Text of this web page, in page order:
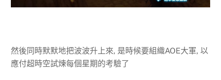
然後同時默默地把波波升上來, 是時候要組織AOE大軍, 以
應付超時空試煉每個星期的考驗了